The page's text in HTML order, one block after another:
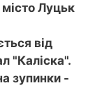
Луцьк
від
"Каліска".
зупинки -